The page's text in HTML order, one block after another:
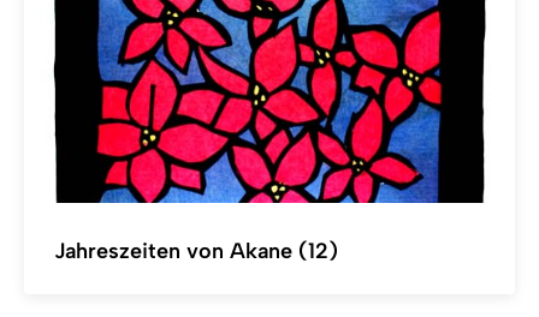
Jahreszeiten von Akane (12)